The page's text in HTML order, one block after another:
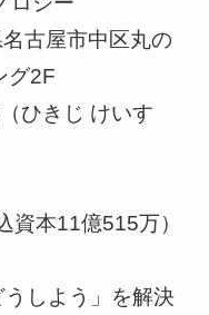
古屋市中区丸の
グ2F
ひきじ けいす
資本11億515万）
しよう」を解決